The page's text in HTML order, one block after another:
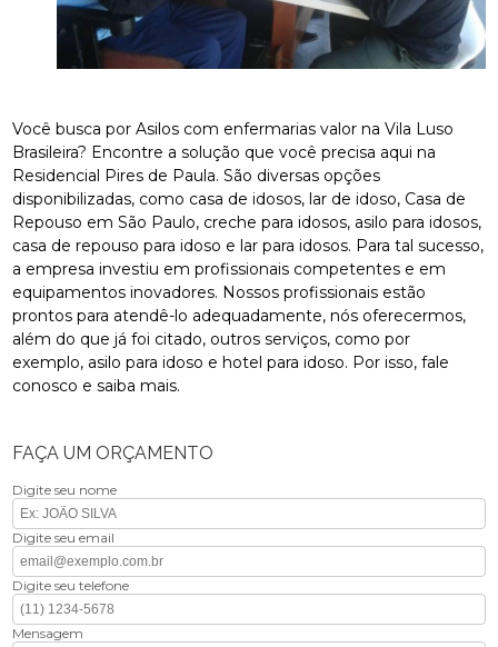
Você busca por Asilos com enfermarias valor na Vila Luso
Brasileira? Encontre a solução que você precisa aqui na
Residencial Pires de Paula. São diversas opções
disponibilizadas, como casa de idosos, lar de idoso, Casa de
Repouso em São Paulo, creche para idosos, asilo para idosos,
casa de repouso para idoso e lar para idosos. Para tal sucesso,
a empresa investiu em profissionais competentes e em
equipamentos inovadores. Nossos profissionais estão
prontos para atendê-lo adequadamente, nós oferecermos,
além do que já foi citado, outros serviços, como por
exemplo, asilo para idoso e hotel para idoso. Por isso, fale
conosco e saiba mais.
FAÇA UM ORÇAMENTO
Digite seu nome
Digite seu email
Digite seu telefone
Mensagem